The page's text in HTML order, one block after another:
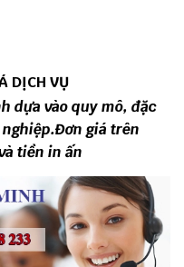
DỊCH VỤ
dựa vào quy mô, đặc
Đơn giá trên
tiền in ấn